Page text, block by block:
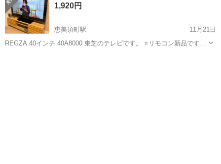
1,920円
恵美須町駅
11月21日
REGZA 40インチ 40A8000 東芝のテレビです。 ⭐️リモコン新品です！